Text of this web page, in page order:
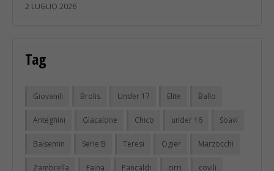
2 LUGLIO 2026
Tag
Giovanili Brolis Under 17 Elite Ballo
Anteghini Giacalone Chico under 16 Soavi
Balsemin Serie B Teresi Ogier Marzocchi
Zambrella Faina Pancaldi cirri covili